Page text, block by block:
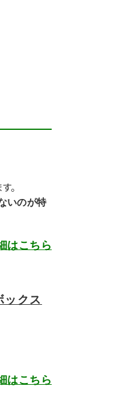
。
いのが特
はこちら
クス
はこちら